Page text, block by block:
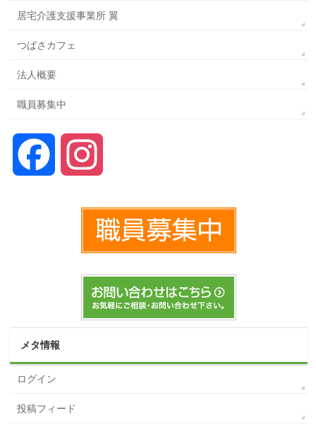
居宅介護支援事業所 翼
つばさカフェ
法人概要
職員募集中
Facebook
メタ情報
ログイン
投稿フィード